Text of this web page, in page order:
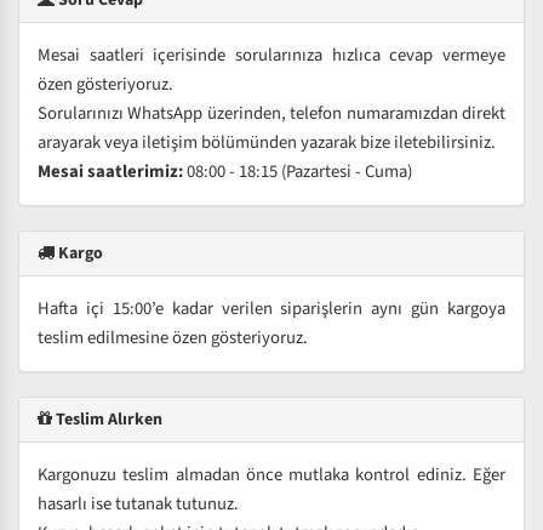
Mesai saatleri içerisinde sorularınıza hızlıca cevap vermeye
özen gösteriyoruz.
Sorularınızı WhatsApp üzerinden, telefon numaramızdan direkt
arayarak veya iletişim bölümünden yazarak bize iletebilirsiniz.
Mesai saatlerimiz:08:00 - 18:15 (Pazartesi - Cuma)
Kargo
Hafta içi 15:00’e kadar verilen siparişlerin aynı gün kargoya
teslim edilmesine özen gösteriyoruz.
Teslim Alırken
Kargonuzu teslim almadan önce mutlaka kontrol ediniz. Eğer
hasarlı ise tutanak tutunuz.